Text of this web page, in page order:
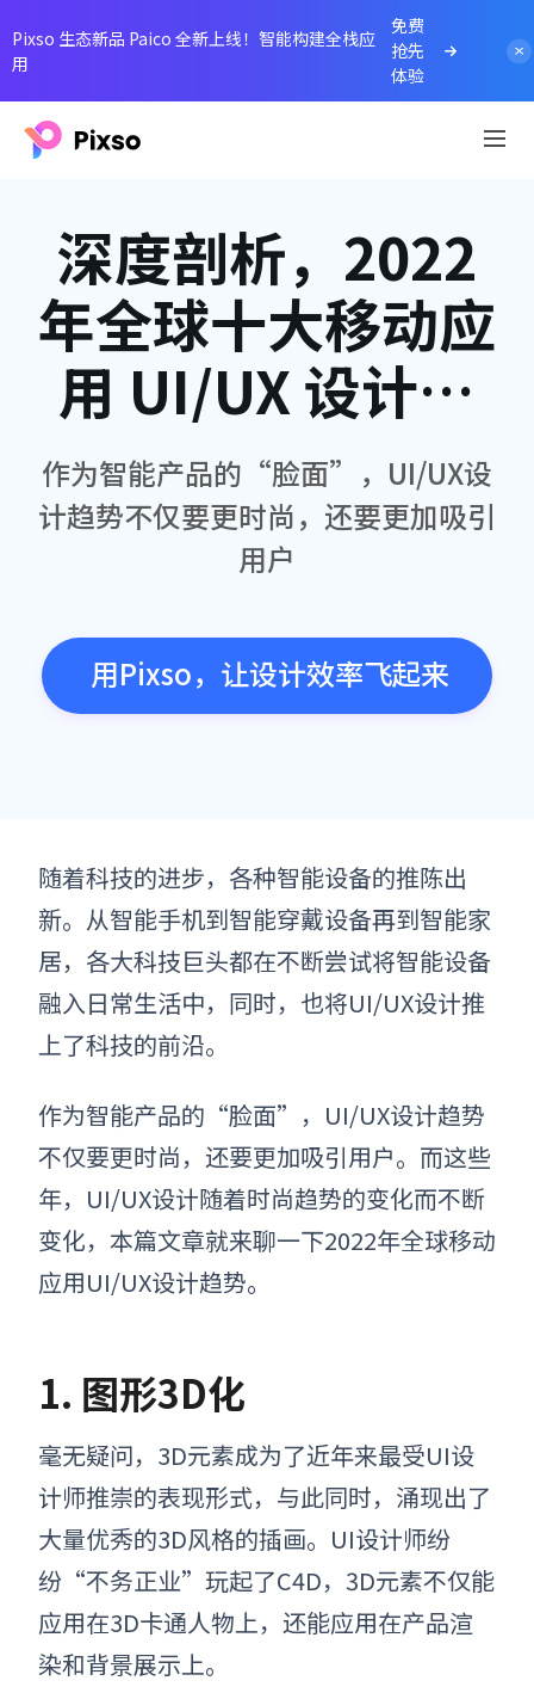
Pixso 生态新品 Paico 全新上线！智能构建全栈应
用
免费
抢先
体验
深度剖析，2022
年全球十大移动应
用 UI/UX 设计趋
势！
作为智能产品的“脸面”，UI/UX设
计趋势不仅要更时尚，还要更加吸引
用户
用Pixso，让设计效率飞起来
随着科技的进步，各种智能设备的推陈出
新。 从智能手机到智能穿戴设备再到智能家
居，各大科技巨头都在不断尝试将智能设备
融入日常生活中， 同时，也将UI/UX设计推
上了科技的前沿。
作为智能产品的“脸面” ， UI/UX设计趋势
不仅要更时尚，还要更加吸引用户。而这些
年， UI/UX设计随着时尚趋势的变化而不断
变化，本篇文章就来聊一下2022年全球移动
应用UI/UX设计趋势。
1. 图形3D化
毫无疑问，3D元素成为了近年来最受UI设
计师推崇的表现形式，与此同时，涌现出了
大量优秀的3D风格的插画。 UI设计师纷
纷“不务正业”玩起了C4D，3D元素不仅能
应用在3D卡通人物上，还能应用在产品渲
染和背景展示上。